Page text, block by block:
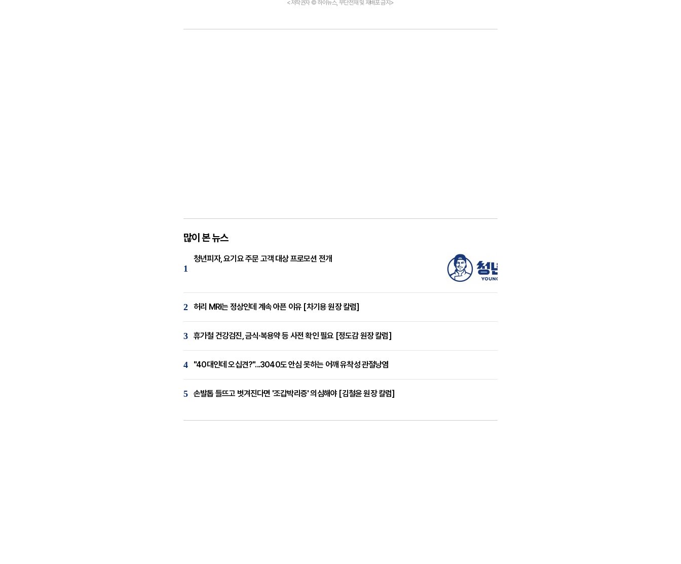
<저작권자 © 하이뉴스, 무단전재 및 재배포 금지>
많이 본 뉴스
1
청년피자, 요기요 주문 고객 대상 프로모션 전개
2 허리 MRI는 정상인데 계속 아픈 이유 [차기용 원장 칼럼]
3 휴가철 건강검진, 금식·복용약 등 사전 확인 필요 [정도감 원장 칼럼]
4 "40대인데 오십견?"...3040도 안심 못하는 어깨 유착성 관절낭염
5 손발톱 들뜨고 벗겨진다면 '조갑박리증' 의심해야 [김철윤 원장 칼럼]